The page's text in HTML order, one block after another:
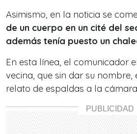
Asimismo, en la noticia se
de un cuerpo en un cité del
además tenía puesto un
En esta línea, el comunicador
vecina, que sin dar su
relato de espaldas a la